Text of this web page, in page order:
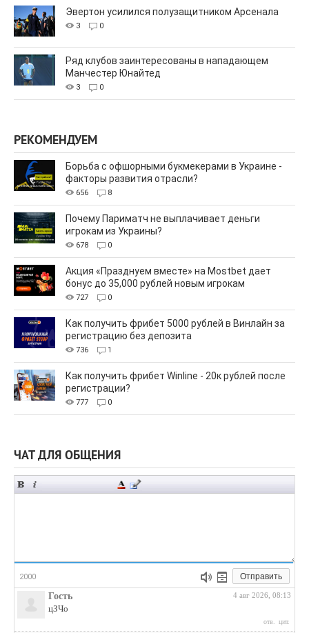
Эвертон усилился полузащитником Арсенала
3 0
Ряд клубов заинтересованы в нападающем
Манчестер Юнайтед
3 0
РЕКОМЕНДУЕМ
Борьба с офшорными букмекерами в Украине -
факторы развития отрасли?
656 8
Почему Париматч не выплачивает деньги
игрокам из Украины?
678 0
Акция «Празднуем вместе» на Mostbet дает
бонус до 35,000 рублей новым игрокам
727 0
Как получить фрибет 5000 рублей в Винлайн за
регистрацию без депозита
736 1
Как получить фрибет Winline - 20к рублей после
регистрации?
777 0
ЧАТ ДЛЯ ОБЩЕНИЯ
Отправить
2000
Гость 4 авг 2026, 08:13
цЗЧо
отв. цит.